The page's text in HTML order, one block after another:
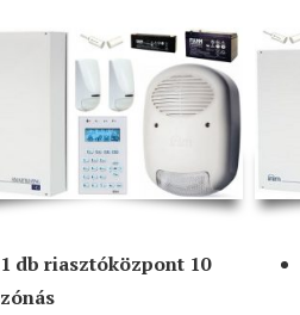
1 db riasztóközpont 10
zónás